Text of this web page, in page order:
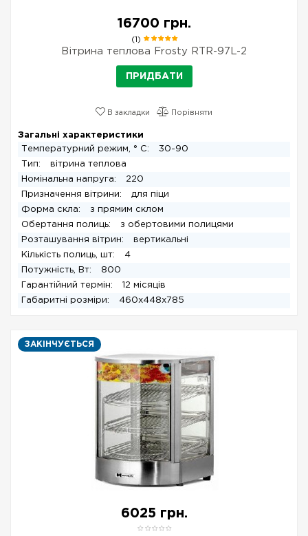
16700 грн.
(1)
Вітрина теплова Frosty RTR-97L-2
ПРИДБАТИ
В закладки Порівняти
Загальні характеристики
Температурний режим, ° С:
30-90
Тип:
вітрина теплова
Номінальна напруга:
220
Призначення вітрини:
для піци
Форма скла:
з прямим склом
Обертання полиць:
з обертовими полицями
Розташування вітрин:
вертикальні
Кількість полиць, шт:
4
Потужність, Вт:
800
Гарантійний термін:
12 місяців
Габаритні розміри:
460х448х785
ЗАКІНЧУЄТЬСЯ
6025 грн.